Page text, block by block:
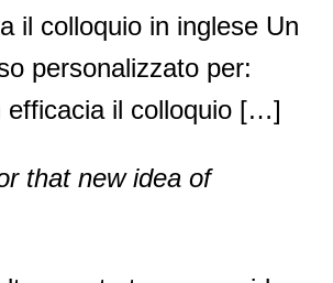
il colloquio in inglese Un
personalizzato per:
efficacia il colloquio […]
that new idea of